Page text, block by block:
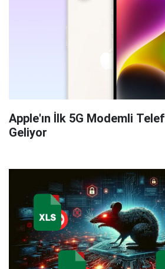
Apple'ın İlk 5G Modemli
Geliyor